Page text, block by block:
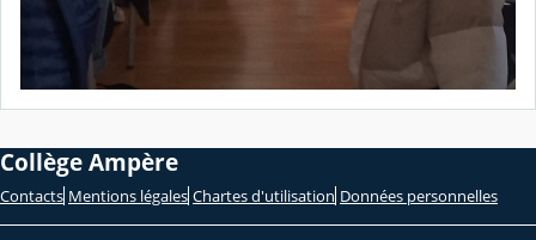
Collège Ampère
Contacts Mentions légales Chartes d'utilisation Données personnelles